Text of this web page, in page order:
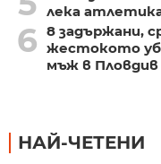
лека
6 8 задържани,
жестокото
мъж в Пловдив
НАЙ-ЧЕТЕНИ